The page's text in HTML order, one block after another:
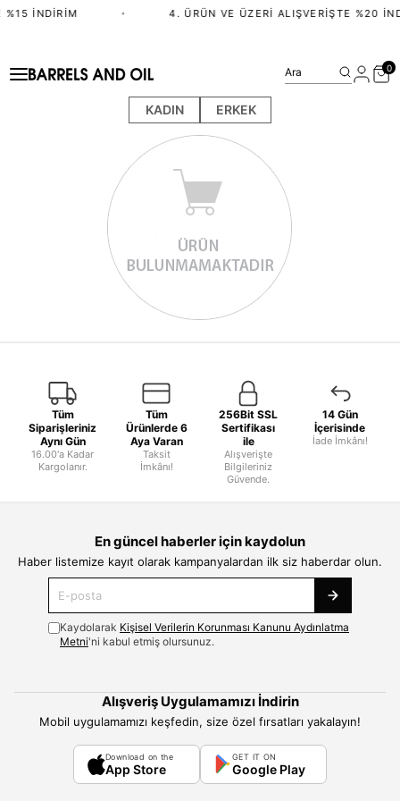
%15 İNDIRIM • 4. ÜRÜN VE ÜZERI ALIŞVERIŞTE %20
KADIN ERKEK
Ara 0
Tüm
Siparişleriniz
Aynı Gün
16.00'a Kadar
Kargolanır.
Tüm
Ürünlerde 6
Aya Varan
Taksit
İmkânı!
256Bit SSL
Sertifikası
ile
Alışverişte
Bilgileriniz
Güvende.
14 Gün
İçerisinde
İade İmkânı!
En güncel haberler için kaydolun
Haber listemize kayıt olarak kampanyalardan ilk siz haberdar olun.
Kaydolarak Kişisel Verilerin Korunması Kanunu Aydınlatma
Metni'ni kabul etmiş olursunuz.
Alışveriş Uygulamamızı İndirin
Mobil uygulamamızı keşfedin, size özel fırsatları yakalayın!
Download on the
App Store
GET IT ON
Google Play